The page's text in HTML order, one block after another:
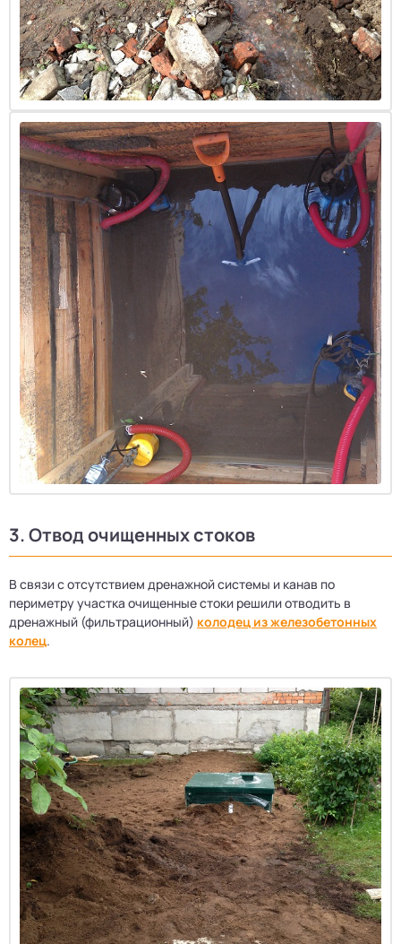
3. Отвод очищенных стоков
В связи с отсутствием дренажной системы и канав по
периметру участка очищенные стоки решили отводить в
дренажный (фильтрационный) колодец из железобетонных
колец.